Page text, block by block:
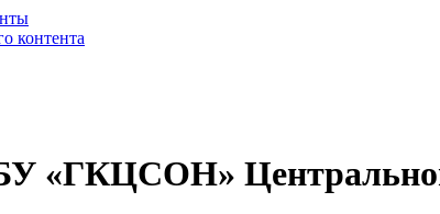
контента
«ГКЦСОН»